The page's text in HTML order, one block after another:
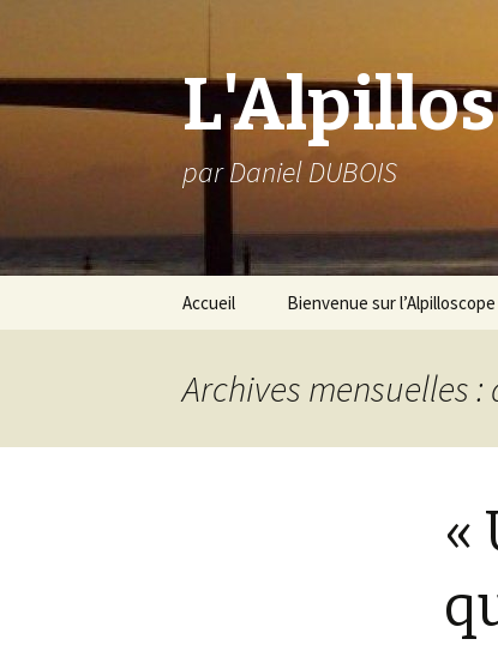
par Daniel DUBOIS
Aller
Accueil Bienvenue sur l’Alpilloscope
Archives mensuelles :
«